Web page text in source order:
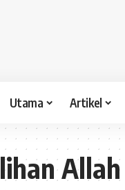
Utama Artikel
Allah